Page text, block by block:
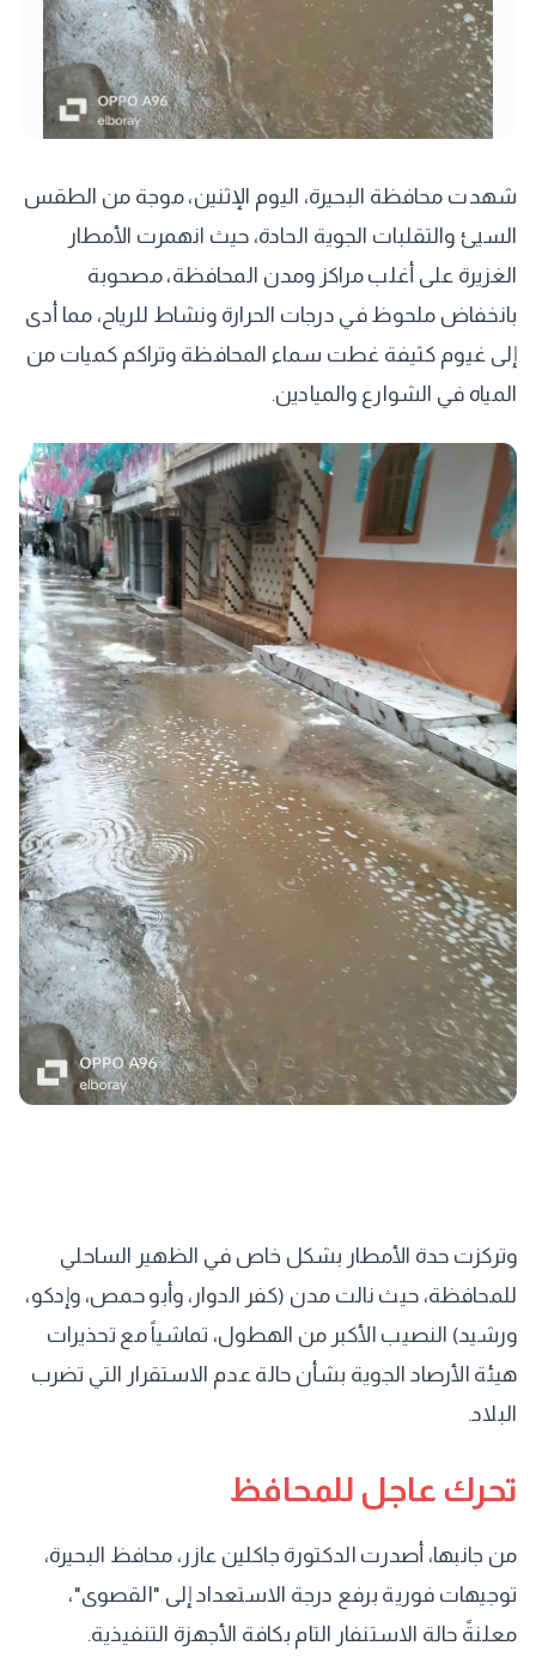
شهدت محافظة البحيرة، اليوم الإثنين، موجة من الطقس
السيئ والتقلبات الجوية الحادة، حيث انهمرت الأمطار
الغزيرة على أغلب مراكز ومدن المحافظة، مصحوبة
بانخفاض ملحوظ في درجات الحرارة ونشاط للرياح، مما أدى
إلى غيوم كثيفة غطت سماء المحافظة وتراكم كميات من
المياه في الشوارع والميادين.
وتركزت حدة الأمطار بشكل خاص في الظهير الساحلي
للمحافظة، حيث نالت مدن (كفر الدوار، وأبو حمص، وإدكو،
ورشيد) النصيب الأكبر من الهطول، تماشياً مع تحذيرات
هيئة الأرصاد الجوية بشأن حالة عدم الاستقرار التي تضرب
البلاد.
تحرك عاجل للمحافظ
من جانبها، أصدرت الدكتورة جاكلين عازر، محافظ البحيرة،
توجيهات فورية برفع درجة الاستعداد إلى "القصوى"،
معلنةً حالة الاستنفار التام بكافة الأجهزة التنفيذية.